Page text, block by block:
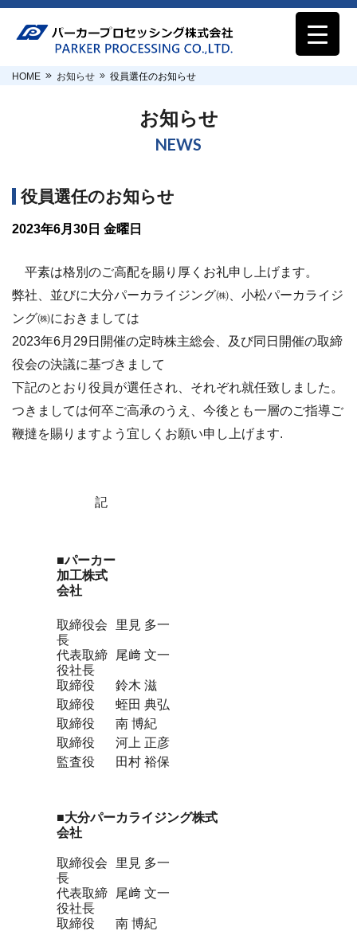
HOME お知らせ 役員選任のお知らせ
お知らせ
NEWS
役員選任のお知らせ
2023年6月30日 金曜日
平素は格別のご高配を賜り厚くお礼申し上げます。
弊社、並びに大分パーカライジング㈱、小松パーカライジ
ング㈱におきましては
2023年6月29日開催の定時株主総会、及び同日開催の取締
役会の決議に基づきまして
下記のとおり役員が選任され、それぞれ就任致しました。
つきましては何卒ご高承のうえ、今後とも一層のご指導ご
鞭撻を賜りますよう宜しくお願い申し上げます.
記
■パーカー
加工株式
会社
取締役会
長
里見 多一
代表取締
役社長
尾﨑 文一
取締役
鈴木 滋
取締役
蛭田 典弘
取締役
南 博紀
取締役
河上 正彦
監査役
田村 裕保
■大分パーカライジング株式
会社
取締役会
長
里見 多一
代表取締
役社長
尾﨑 文一
取締役
南 博紀